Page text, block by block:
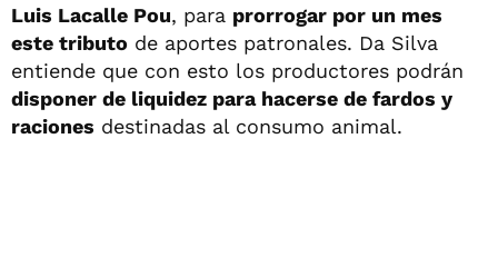
Luis Lacalle Pou, para prorrogar por un mes
este tributo de aportes patronales. Da Silva
entiende que con esto los productores podrán
disponer de liquidez para hacerse de fardos y
raciones destinadas al consumo animal.